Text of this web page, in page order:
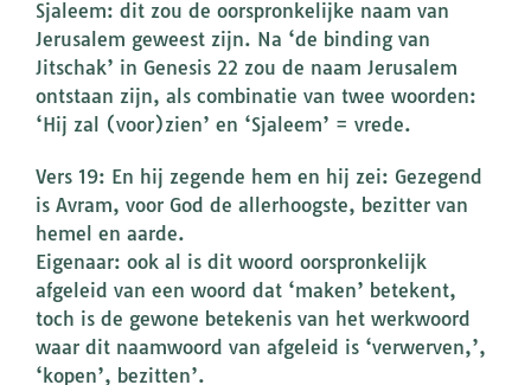
Sjaleem: dit zou de oorspronkelijke naam van
Jerusalem geweest zijn. Na ‘de binding van
Jitschak’ in Genesis 22 zou de naam Jerusalem
ontstaan zijn, als combinatie van twee woorden:
‘Hij zal (voor)zien’ en ‘Sjaleem’ = vrede.
Vers 19: En hij zegende hem en hij zei: Gezegend
is Avram, voor God de allerhoogste, bezitter van
hemel en aarde.
Eigenaar: ook al is dit woord oorspronkelijk
afgeleid van een woord dat ‘maken’ betekent,
toch is de gewone betekenis van het werkwoord
waar dit naamwoord van afgeleid is ‘verwerven,’,
‘kopen’, bezitten’.